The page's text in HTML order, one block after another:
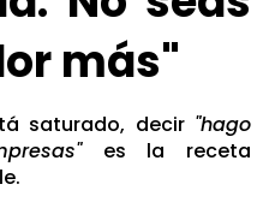
más"
saturado, decir "hago
es la receta